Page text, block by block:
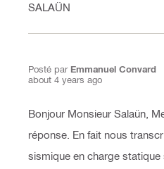
SALAÜN
Posté par Emmanuel Convard
about 4 years ago
Bonjour Monsieur Salaün,
réponse. En fait nous
sismique en charge